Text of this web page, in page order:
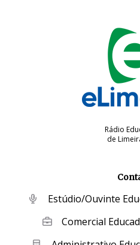
Rádio
de
Estúdio/Ouvinte
Comercial